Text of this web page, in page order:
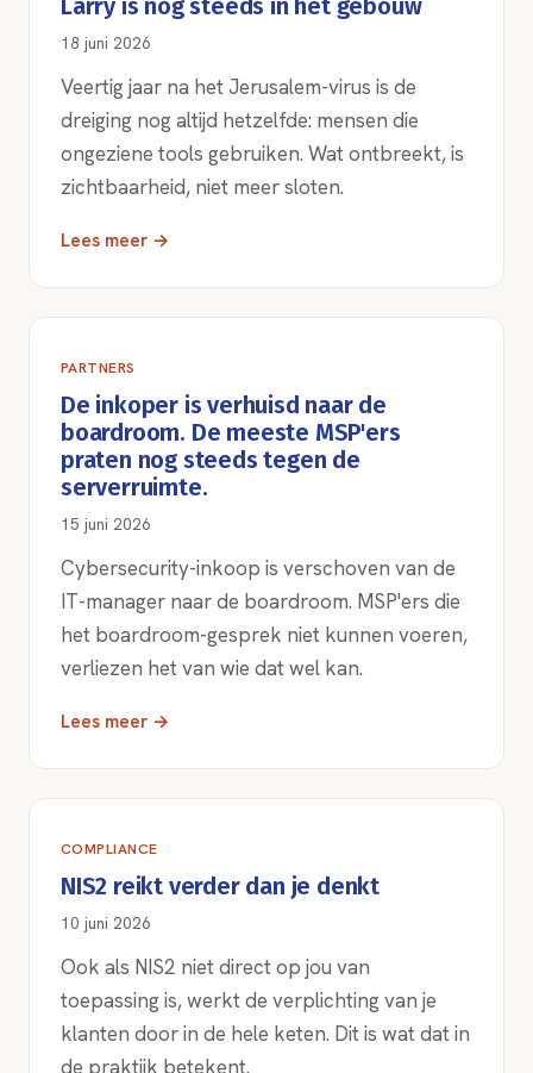
Larry is nog steeds in het gebouw
18 juni 2026
Veertig jaar na het Jerusalem-virus is de
dreiging nog altijd hetzelfde: mensen die
ongeziene tools gebruiken. Wat ontbreekt, is
zichtbaarheid, niet meer sloten.
Lees meer →
PARTNERS
De inkoper is verhuisd naar de
boardroom. De meeste MSP'ers
praten nog steeds tegen de
serverruimte.
15 juni 2026
Cybersecurity-inkoop is verschoven van de
IT-manager naar de boardroom. MSP'ers die
het boardroom-gesprek niet kunnen voeren,
verliezen het van wie dat wel kan.
Lees meer →
COMPLIANCE
NIS2 reikt verder dan je denkt
10 juni 2026
Ook als NIS2 niet direct op jou van
toepassing is, werkt de verplichting van je
klanten door in de hele keten. Dit is wat dat in
de praktijk betekent.